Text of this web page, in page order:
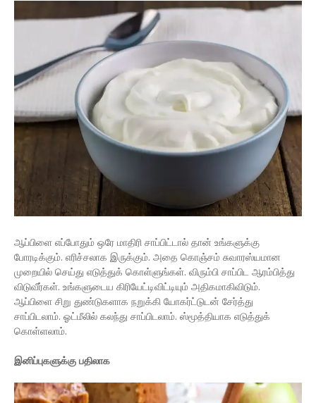
ஆப்பிளை எப்போதும் ஒரே மாதிரி சாப்பிட்டால் தான் உங்களுக்கு
போரடிக்கும். எரிச்சலாக இருக்கும். அதை கொஞ்சம் சுவாரஸ்யமான
முறையில் செய்து எடுத்துக் கொள்ளுங்கள். விரும்பி சாப்பிட ஆரம்பித்து
விடுவீர்கள். உங்களுடைய கிரியேட்டிவிட்டியும் அதிகமாகிவிடும்.
ஆப்பிளை சிறு துண்டுகளாக நறுக்கி யோகர்ட்டுடன் சேர்த்து
சாப்பிடலாம். ஓட்மீலில் கலந்து சாப்பிடலாம். ஸ்மூத்தியாக எடுத்துக்
கொள்ளலாம்.
​இனிப்புகளுக்கு பதிலாக